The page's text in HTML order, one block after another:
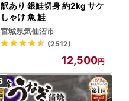
訳あり 銀鮭切身 約2kg サケ
しゃけ 魚 鮭
宮城県気仙沼市
(2512)
12,500